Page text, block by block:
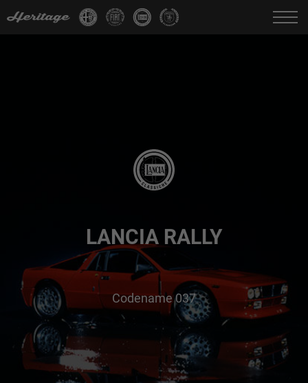
Change language: IT DE
LANCIA RALLY
Codename 037